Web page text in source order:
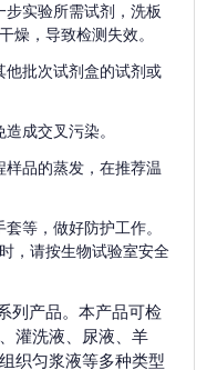
实验所需试剂，洗板
燥，导致检测失效。
他批次试剂盒的试剂或
成交叉污染。
样品的蒸发，在推荐温
等，做好防护工作。
，请按生物试验室安全
列产品。本产品可检
灌洗液、尿液、羊
织匀浆液等多种类型